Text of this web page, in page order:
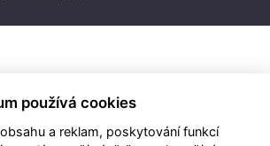
používá cookies
a reklam, poskytování funkcí